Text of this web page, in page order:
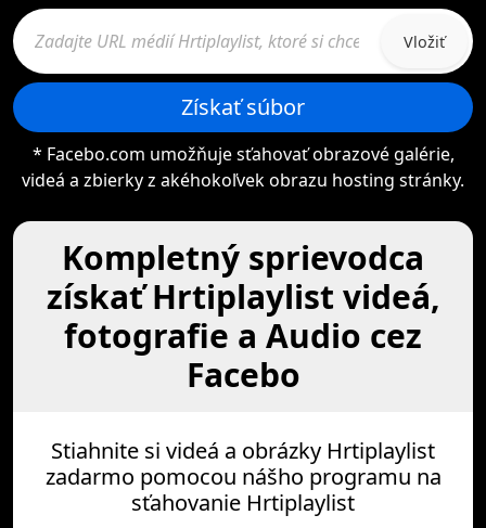
Vložiť
Získať súbor
* Facebo.com umožňuje sťahovať obrazové galérie,
videá a zbierky z akéhokoľvek obrazu hosting stránky.
Kompletný sprievodca
získať Hrtiplaylist videá,
fotografie a Audio cez
Facebo
Stiahnite si videá a obrázky Hrtiplaylist
zadarmo pomocou nášho programu na
sťahovanie Hrtiplaylist